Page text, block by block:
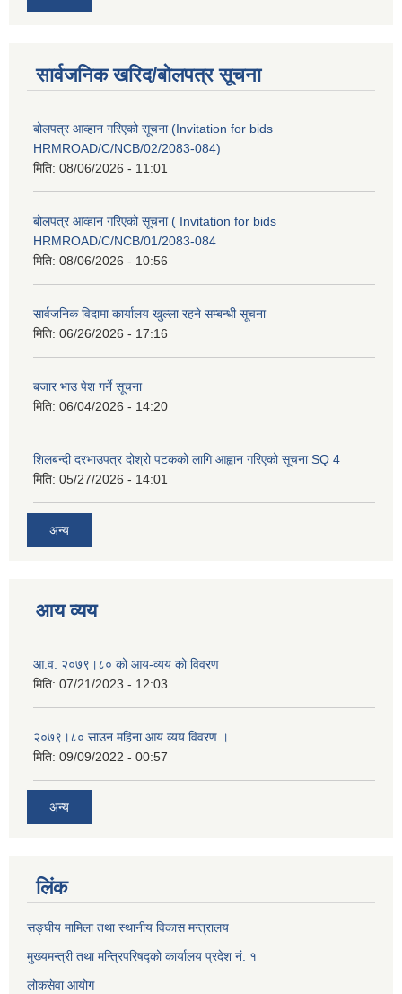
सार्वजनिक खरिद/बोलपत्र सूचना
बोलपत्र आव्हान गरिएको सूचना (Invitation for bids
HRMROAD/C/NCB/02/2083-084)
मिति: 08/06/2026 - 11:01
बोलपत्र आव्हान गरिएको सूचना ( Invitation for bids
HRMROAD/C/NCB/01/2083-084
मिति: 08/06/2026 - 10:56
सार्वजनिक विदामा कार्यालय खुल्ला रहने सम्बन्धी सूचना
मिति: 06/26/2026 - 17:16
बजार भाउ पेश गर्ने सूचना
मिति: 06/04/2026 - 14:20
शिलबन्दी दरभाउपत्र दोश्रो पटकको लागि आह्वान गरिएको सूचना SQ 4
मिति: 05/27/2026 - 14:01
अन्य
आय व्यय
आ.व. २०७९।८० को आय-व्यय को विवरण
मिति: 07/21/2023 - 12:03
२०७९।८० साउन महिना आय व्यय विवरण ।
मिति: 09/09/2022 - 00:57
अन्य
लिंक
सङ्घीय मामिला तथा स्थानीय विकास मन्त्रालय
मुख्यमन्त्री तथा मन्त्रिपरिषद्को कार्यालय प्रदेश नं. १
लोकसेवा आयोग ​​​​